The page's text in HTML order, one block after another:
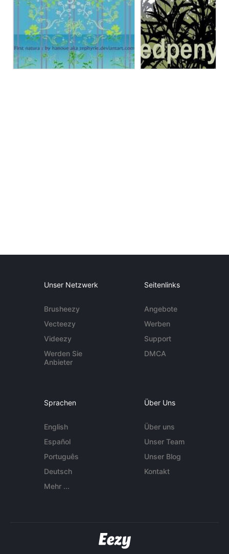
Unser Netzwerk
Brusheezy
Vecteezy
Videezy
Werden Sie
Anbieter
Seitenlinks
Angebote
Werben
Support
DMCA
Sprachen
English
Español
Português
Deutsch
Mehr ...
Über Uns
Über uns
Unser Team
Unser Blog
Kontakt